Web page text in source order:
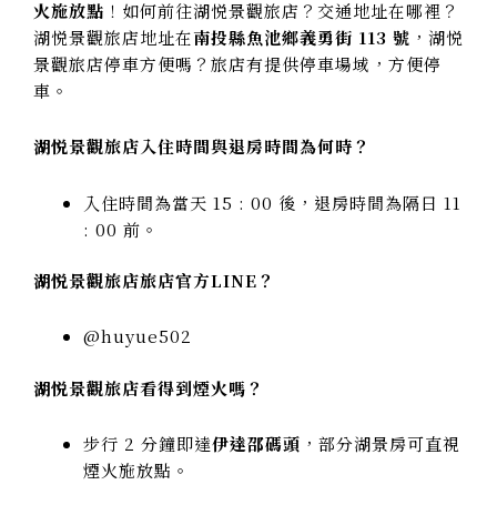
火施放點 ！如何前往湖悦景觀旅店？交通地址在哪裡？
湖悦景觀旅店地址在南投縣魚池鄉義勇街 113 號 ，湖悦
景觀旅店停車方便嗎？旅店有提供停車場域，方便停
車。
湖悦景觀旅店入住時間與退房時間為何時？
入住時間為當天 15 : 00 後，退房時間為隔日 11
: 00 前。
湖悦景觀旅店旅店官方LINE？
@huyue502
湖悦景觀旅店看得到煙火嗎？
步行 2 分鐘即達伊達邵碼頭 ，部分湖景房可直視
煙火施放點。